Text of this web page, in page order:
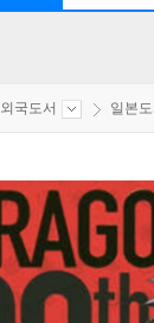
외국도서 일본도